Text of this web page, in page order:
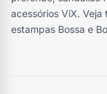
acessórios ViX.
estampas Bossa e